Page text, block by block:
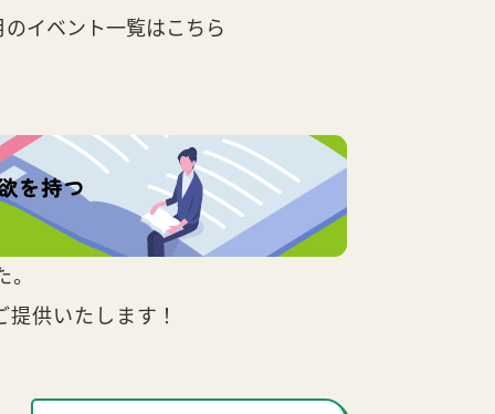
のイベント一覧はこちら
供いたします！